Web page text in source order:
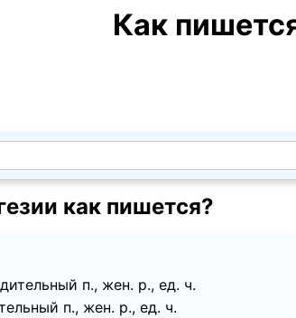
Как
как пишется?
п., жен. p., ед. ч.
п., жен. p., ед. ч.